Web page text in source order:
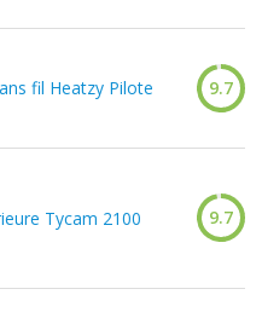
fil Heatzy Pilote 9.7
Tycam 2100 9.7